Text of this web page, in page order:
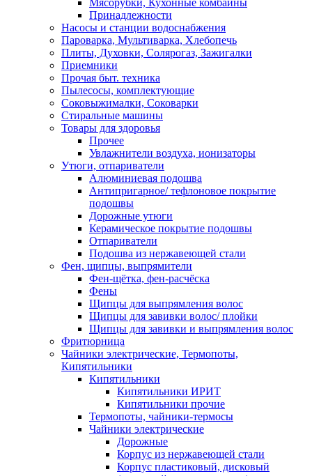
Мясорубки, Кухонные комбайны
Принадлежности
Насосы и станции водоснабжения
Пароварка, Мультиварка, Хлебопечь
Плиты, Духовки, Солярогаз, Зажигалки
Приемники
Прочая быт. техника
Пылесосы, комплектующие
Соковыжималки, Соковарки
Стиральные машины
Товары для здоровья
Прочее
Увлажнители воздуха, ионизаторы
Утюги, отпариватели
Алюминиевая подошва
Антипригарное/ тефлоновое покрытие
подошвы
Дорожные утюги
Керамическое покрытие подошвы
Отпариватели
Подошва из нержавеющей стали
Фен, щипцы, выпрямители
Фен-щётка, фен-расчёска
Фены
Щипцы для выпрямления волос
Щипцы для завивки волос/ плойки
Щипцы для завивки и выпрямления волос
Фритюрница
Чайники электрические, Термопоты,
Кипятильники
Кипятильники
Кипятильники ИРИТ
Кипятильники прочие
Термопоты, чайники-термосы
Чайники электрические
Дорожные
Корпус из нержавеющей стали
Корпус пластиковый, дисковый